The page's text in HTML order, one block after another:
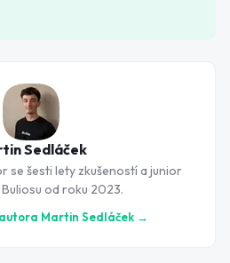
Sedláček
se šesti lety zkušeností a junior
od roku 2023.
Martin Sedláček →